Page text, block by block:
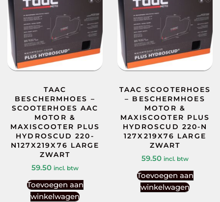
TAAC
BESCHERMHOES –
SCOOTERHOES AAC
MOTOR &
MAXISCOOTER PLUS
HYDROSCUD 220-
N127X219X76 LARGE
ZWART
59.50 incl. btw
Toevoegen aan
winkelwagen
TAAC SCOOTERHOES
– BESCHERMHOES
MOTOR &
MAXISCOOTER PLUS
HYDROSCUD 220-N
127X219X76 LARGE
ZWART
59.50 incl. btw
Toevoegen aan
winkelwagen